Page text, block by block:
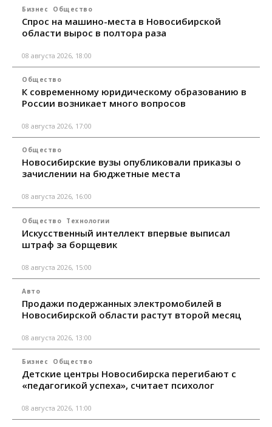
Бизнес Общество
Спрос на машино-места в Новосибирской
области вырос в полтора раза
08 августа 2026, 18:00
Общество
К современному юридическому образованию в
России возникает много вопросов
08 августа 2026, 17:00
Общество
Новосибирские вузы опубликовали приказы о
зачислении на бюджетные места
08 августа 2026, 16:00
Общество Технологии
Искусственный интеллект впервые выписал
штраф за борщевик
08 августа 2026, 15:00
Авто
Продажи подержанных электромобилей в
Новосибирской области растут второй месяц
08 августа 2026, 13:00
Бизнес Общество
Детские центры Новосибирска перегибают с
«педагогикой успеха», считает психолог
08 августа 2026, 11:00